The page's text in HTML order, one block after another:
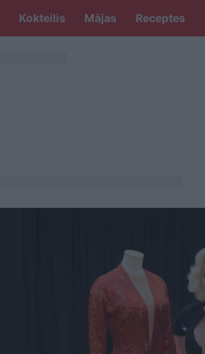
Kokteilis Mājas Receptes